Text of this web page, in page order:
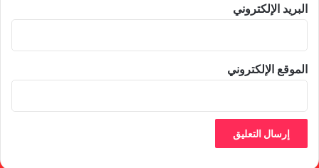
البريد الإلكتروني
الموقع الإلكتروني